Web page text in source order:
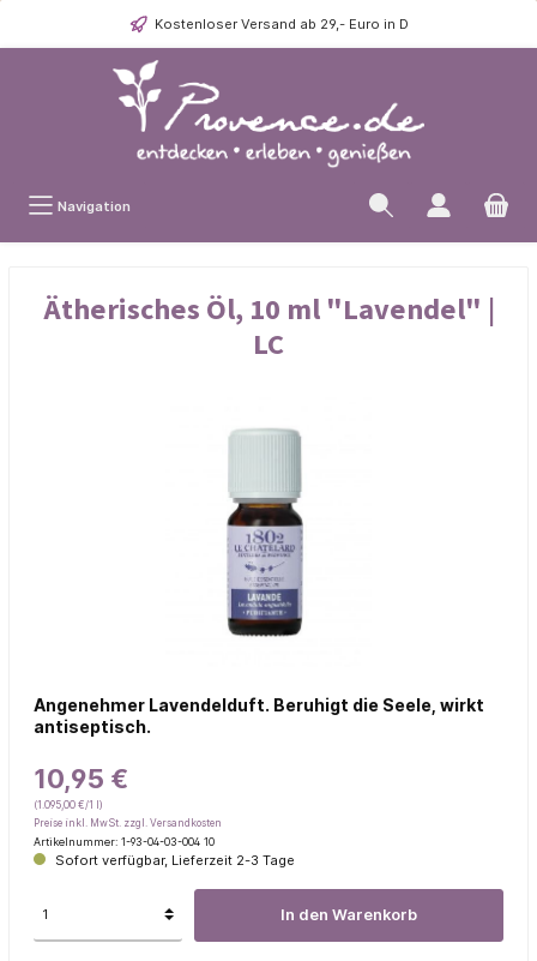
Kostenloser Versand ab 29,- Euro in D
Navigation
Ätherisches Öl, 10 ml "Lavendel" |
LC
Angenehmer Lavendelduft. Beruhigt die Seele, wirkt
antiseptisch.
10,95 €
(1.095,00 €/1 l)
Preise inkl. MwSt. zzgl. Versandkosten
Artikelnummer: 1-93-04-03-004 10
Sofort verfügbar, Lieferzeit 2-3 Tage
In den Warenkorb